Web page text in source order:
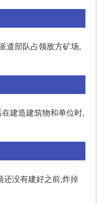
遣部队占领敌方矿场,
建造建筑物和单位时,
还没有建好之前,炸掉